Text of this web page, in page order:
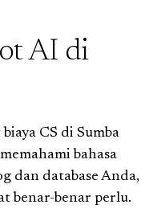
AI di
CS di Sumba
bahasa
dan database Anda,
benar-benar perlu.